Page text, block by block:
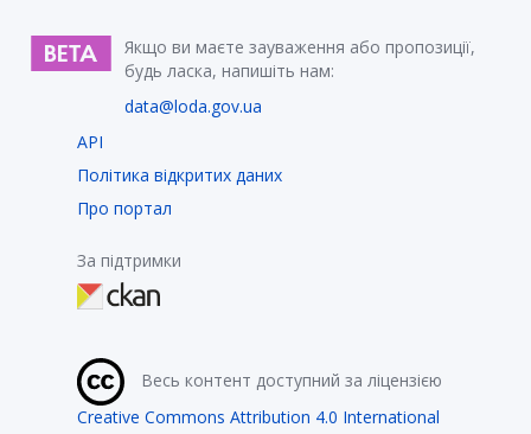
Якщо ви маєте зауваження або пропозиції,
будь ласка, напишіть нам:
data@loda.gov.ua
API
Політика відкритих даних
Про портал
За підтримки
Весь контент доступний за ліцензією
Creative Commons Attribution 4.0 International